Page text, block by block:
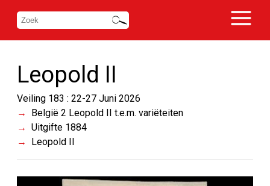
Leopold II
Veiling 183 : 22-27 Juni 2026
België 2 Leopold II t.e.m. variëteiten
Uitgifte 1884
Leopold II